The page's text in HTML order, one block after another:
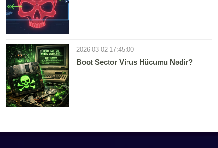
2026-03-02 17:45:00
Boot Sector Virus Hücumu Nədir?